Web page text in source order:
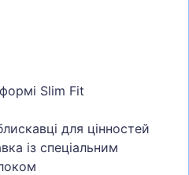
Slim Fit
для цінностей
із спеціальним